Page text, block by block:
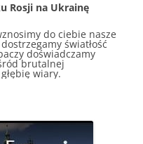
Rosji na Ukrainę
do ciebie nasze
światłość
doświadczamy
brutalnej
wiary.